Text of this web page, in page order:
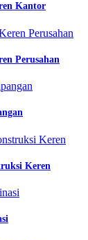
Kantor
Perusahan
Keren